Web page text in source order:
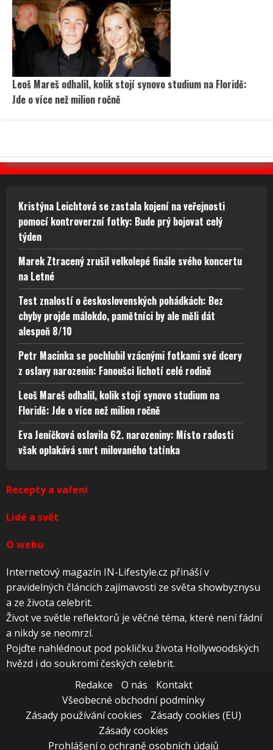
Leoš Mareš odhalil, kolik stojí synovo studium na Floridě:
Jde o více než milion ročně
Kristýna Leichtová se zastala kojení na veřejnosti
pomocí kontroverzní fotky: Bude prý bojovat celý
týden
Marek Ztracený zrušil velkolepé finále svého koncertu
na Letné
Test znalostí o československých pohádkách: Bez
chyby projde málokdo, pamětníci by ale měli dát
alespoň 8/10
Petr Macinka se pochlubil vzácnými fotkami své dcery
z oslavy narozenin: Fanoušci lichotí celé rodině
Leoš Mareš odhalil, kolik stojí synovo studium na
Floridě: Jde o více než milion ročně
Eva Jeníčková oslavila 62. narozeniny: Místo radosti
však oplakává smrt milovaného tatínka
Recepty a vaření
Lidé a svět
O webu
Internetový magazín IN-Lifestyle.cz přináší v
pravidelných článcích zajímavosti ze světa showbyznysu
a ze života celebrit.
Život ve světle reflektorů je věčné téma, které není fádní
a nikdy se neomrzí.
Pojďte nahlédnout pod pokličku života Hollywoodských
hvězd i do soukromí českých celebrit.
Redakce
O nás
Kontakt
Všeobecné obchodní podmínky
Zásady používání cookies
Zásady cookies (EU)
Zásady cookies
Prohlášení o ochraně osobních údajů